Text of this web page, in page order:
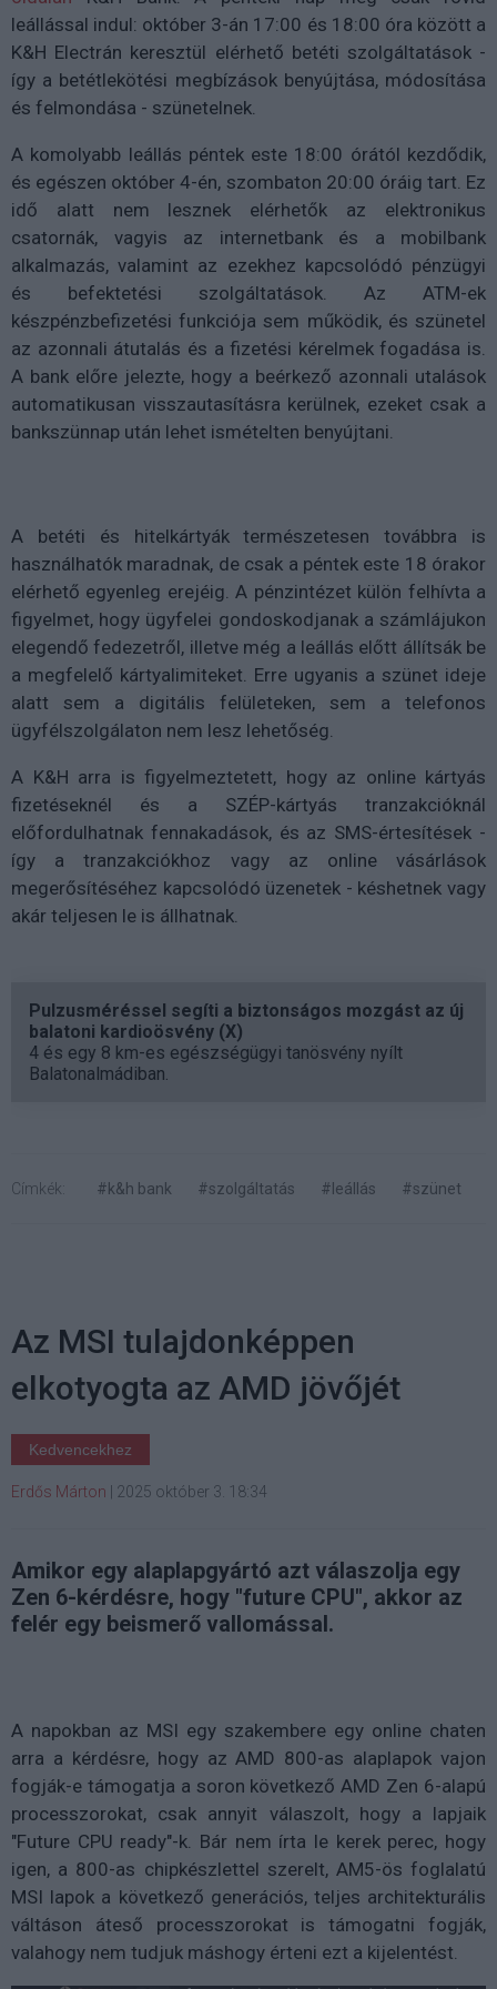
leállással indul: október 3-án 17:00 és 18:00 óra között a
K&H Electrán keresztül elérhető betéti szolgáltatások -
így a betétlekötési megbízások benyújtása, módosítása
és felmondása - szünetelnek.
A komolyabb leállás péntek este 18:00 órától kezdődik,
és egészen október 4-én, szombaton 20:00 óráig tart. Ez
idő alatt nem lesznek elérhetők az elektronikus
csatornák, vagyis az internetbank és a mobilbank
alkalmazás, valamint az ezekhez kapcsolódó pénzügyi
és befektetési szolgáltatások. Az ATM-ek
készpénzbefizetési funkciója sem működik, és szünetel
az azonnali átutalás és a fizetési kérelmek fogadása is.
A bank előre jelezte, hogy a beérkező azonnali utalások
automatikusan visszautasításra kerülnek, ezeket csak a
bankszünnap után lehet ismételten benyújtani.
A betéti és hitelkártyák természetesen továbbra is
használhatók maradnak, de csak a péntek este 18 órakor
elérhető egyenleg erejéig. A pénzintézet külön felhívta a
figyelmet, hogy ügyfelei gondoskodjanak a számlájukon
elegendő fedezetről, illetve még a leállás előtt állítsák be
a megfelelő kártyalimiteket. Erre ugyanis a szünet ideje
alatt sem a digitális felületeken, sem a telefonos
ügyfélszolgálaton nem lesz lehetőség.
A K&H arra is figyelmeztetett, hogy az online kártyás
fizetéseknél és a SZÉP-kártyás tranzakcióknál
előfordulhatnak fennakadások, és az SMS-értesítések -
így a tranzakciókhoz vagy az online vásárlások
megerősítéséhez kapcsolódó üzenetek - késhetnek vagy
akár teljesen le is állhatnak.
Pulzusméréssel segíti a biztonságos mozgást az új
balatoni kardioösvény (X)
4 és egy 8 km-es egészségügyi tanösvény nyílt
Balatonalmádiban.
Címkék: #k&h bank #szolgáltatás #leállás #szünet
Az MSI tulajdonképpen
elkotyogta az AMD jövőjét
Kedvencekhez
Erdős Márton 2025 október 3. 18:34
Amikor egy alaplapgyártó azt válaszolja egy
Zen 6-kérdésre, hogy "future CPU", akkor az
felér egy beismerő vallomással.
A napokban az MSI egy szakembere egy online chaten
arra a kérdésre, hogy az AMD 800-as alaplapok vajon
fogják-e támogatja a soron következő AMD Zen 6-alapú
processzorokat, csak annyit válaszolt, hogy a lapjaik
"Future CPU ready"-k. Bár nem írta le kerek perec, hogy
igen, a 800-as chipkészlettel szerelt, AM5-ös foglalatú
MSI lapok a következő generációs, teljes architekturális
váltáson áteső processzorokat is támogatni fogják,
valahogy nem tudjuk máshogy érteni ezt a kijelentést.